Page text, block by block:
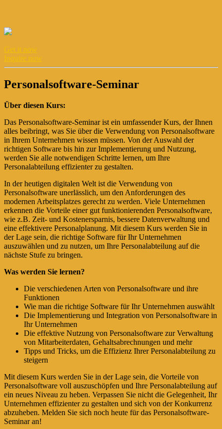
Get it now
Inquire now
Personalsoftware-Seminar
Über diesen Kurs:
Das Personalsoftware-Seminar ist ein umfassender Kurs, der Ihnen
alles beibringt, was Sie über die Verwendung von Personalsoftware
in Ihrem Unternehmen wissen müssen. Von der Auswahl der
richtigen Software bis hin zur Implementierung und Nutzung,
werden Sie alle notwendigen Schritte lernen, um Ihre
Personalabteilung effizienter zu gestalten.
In der heutigen digitalen Welt ist die Verwendung von
Personalsoftware unerlässlich, um den Anforderungen des
modernen Arbeitsplatzes gerecht zu werden. Viele Unternehmen
erkennen die Vorteile einer gut funktionierenden Personalsoftware,
wie z.B. Zeit- und Kostenersparnis, bessere Datenverwaltung und
eine effektivere Personalplanung. Mit diesem Kurs werden Sie in
der Lage sein, die richtige Software für Ihr Unternehmen
auszuwählen und zu nutzen, um Ihre Personalabteilung auf die
nächste Stufe zu bringen.
Was werden Sie lernen?
Die verschiedenen Arten von Personalsoftware und ihre
Funktionen
Wie man die richtige Software für Ihr Unternehmen auswählt
Die Implementierung und Integration von Personalsoftware in
Ihr Unternehmen
Die effektive Nutzung von Personalsoftware zur Verwaltung
von Mitarbeiterdaten, Gehaltsabrechnungen und mehr
Tipps und Tricks, um die Effizienz Ihrer Personalabteilung zu
steigern
Mit diesem Kurs werden Sie in der Lage sein, die Vorteile von
Personalsoftware voll auszuschöpfen und Ihre Personalabteilung auf
ein neues Niveau zu heben. Verpassen Sie nicht die Gelegenheit, Ihr
Unternehmen effizienter zu gestalten und sich von der Konkurrenz
abzuheben. Melden Sie sich noch heute für das Personalsoftware-
Seminar an!